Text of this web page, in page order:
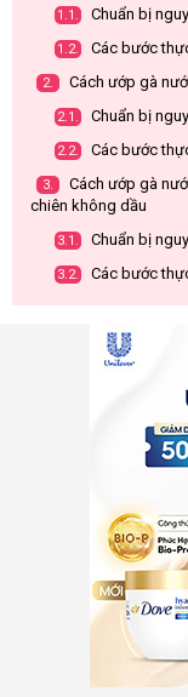
1.1. Chuẩn bị
1.2. Các bước
2. Cách ướp gà
2.1. Chuẩn bị
2.2. Các bước
3.
Cách ướp gà
chiên không dầu
3.1. Chuẩn bị
3.2. Các bước